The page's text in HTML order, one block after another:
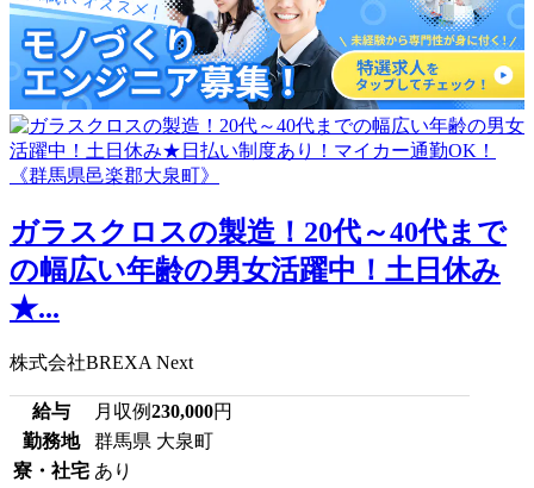
ガラスクロスの製造！20代～40代まで
の幅広い年齢の男女活躍中！土日休み
★...
株式会社BREXA Next
給与 月収例230,000円
勤務地
群馬県 大泉町
寮・社宅 あり